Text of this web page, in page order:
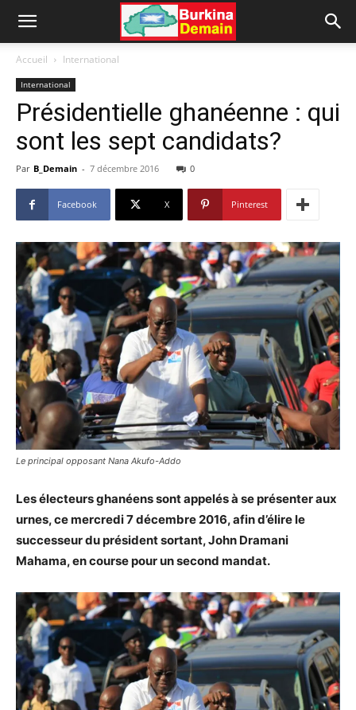
Accueil International
International
Présidentielle ghanéenne : qui
sont les sept candidats?
Par B_Demain - 7 décembre 2016 0
Facebook X Pinterest
Le principal opposant Nana Akufo-Addo
Les électeurs ghanéens sont appelés à se présenter aux
urnes, ce mercredi 7 décembre 2016, afin d’élire le
successeur du président sortant, John Dramani
Mahama, en course pour un second mandat.